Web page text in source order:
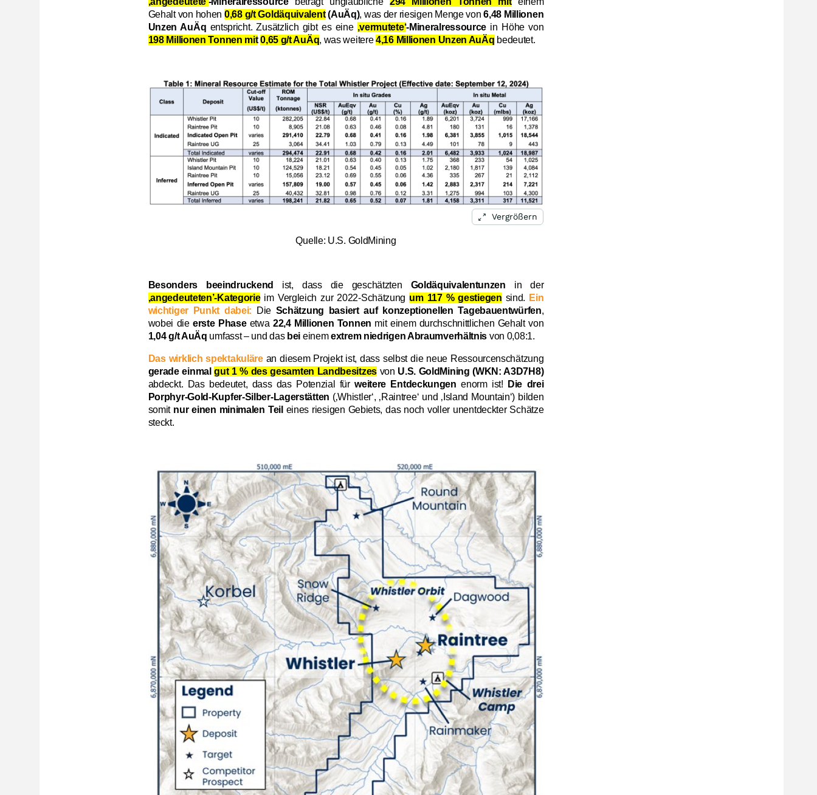
Gehalt von hohen 0,68 g/t Goldäquivalent(AuÄq), was der riesigen Menge von6,48 Millionen
Unzen AuÄq entspricht. Zusätzlich gibt es eine ‚vermutete‘-Mineralressource in Höhe von
198 Millionen Tonnen mit 0,65 g/t AuÄq, was weitere4,16 Millionen Unzen AuÄq bedeutet.
Vergrößern
Quelle: U.S. GoldMining
Besonders beeindruckend ist, dass die geschätzten Goldäquivalentunzen in der
‚angedeuteten’-Kategorieim Vergleich zur 2022-Schätzung um 117 % gestiegen sind. Ein
wichtiger Punkt dabei: Die Schätzung basiert auf konzeptionellen Tagebauentwürfen,
wobei die erste Phaseetwa 22,4 Millionen Tonnen mit einem durchschnittlichen Gehalt von
1,04 g/t AuÄq umfasst – und das bei einemextrem niedrigen Abraumverhältnis von 0,08:1.
Das wirklich spektakuläre an diesem Projekt ist, dass selbst die neue Ressourcenschätzung
gerade einmalgut 1 % des gesamten Landbesitzesvon U.S. GoldMining (WKN: A3D7H8)
abdeckt. Das bedeutet, dass das Potenzial fürweitere Entdeckungen enorm ist!
Die drei
Porphyr-Gold-Kupfer-Silber-Lagerstätten (‚Whistler‘, ‚Raintree‘ und ‚Island Mountain‘) bilden
somit nur einen minimalen Teil eines riesigen Gebiets, das noch voller unentdeckter Schätze
steckt.